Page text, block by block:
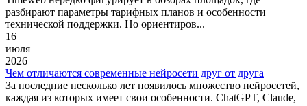
разбирают параметры тарифных планов и особенности
технической поддержки. Но ориентиров...
16
июля
2026
Чем отличаются современные нейросети друг от друга
За последние несколько лет появилось множество нейросетей,
каждая из которых имеет свои особенности. ChatGPT, Claude,